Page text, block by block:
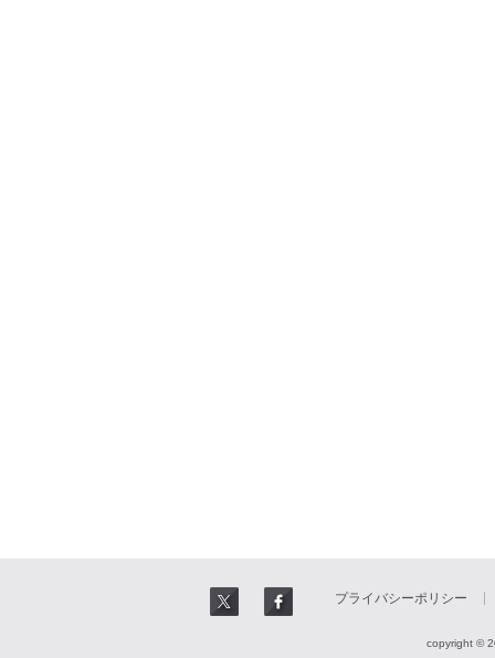
プライバシーポリシー
copyright ©